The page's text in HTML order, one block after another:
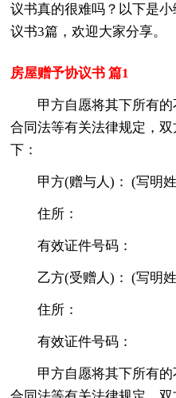
议书真的很难吗？以下是
议书3篇，欢迎大家分享。
房屋赠予协议书 篇1
甲方自愿将其下所有
合同法等有关法律规定，
下：
甲方(赠与人)： (写明
住所：
有效证件号码：
乙方(受赠人)： (写明
住所：
有效证件号码：
甲方自愿将其下所有